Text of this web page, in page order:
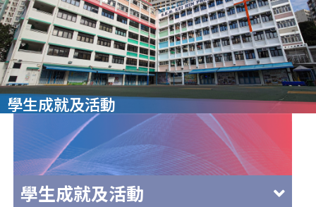
學生成就及活動
學生成就及活動